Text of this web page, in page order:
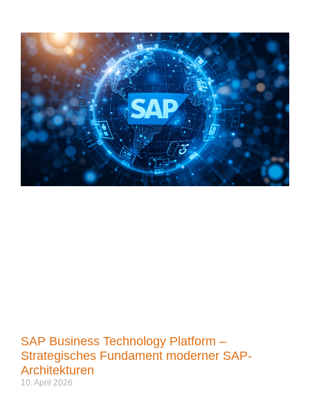
SAP Business Technology Platform –
Strategisches Fundament moderner SAP-
Architekturen
10. April 2026